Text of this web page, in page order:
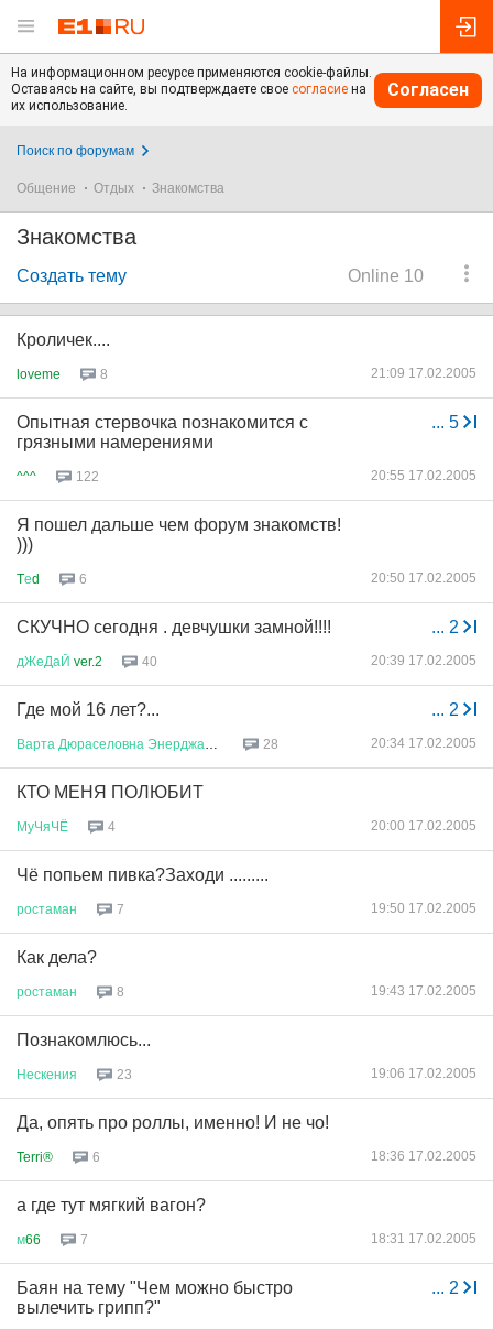
На информационном ресурсе применяются cookie-файлы.
Оставаясь на сайте, вы подтверждаете свое согласие на
их использование.
Согласен
Поиск по форумам
Общение Отдых Знакомства
Знакомства
Online 10
Создать тему
Кроличек....
loveme 8 21:09 17.02.2005
... 5
Опытная стервочка познакомится с
грязными намерениями
^^^ 122 20:55 17.02.2005
Я пошел дальше чем форум знакомств!
)))
Tеd 6 20:50 17.02.2005
... 2
СКУЧНО сегодня . девчушки замной!!!!
дЖеДаЙ ver.2 40 20:39 17.02.2005
... 2
Где мой 16 лет?...
Варта Дюраселовна Энерджайзер 28 20:34 17.02.2005
КТО МЕНЯ ПОЛЮБИТ
МуЧяЧЁ 4 20:00 17.02.2005
Чё попьем пивка?Заходи .........
ростаман 7 19:50 17.02.2005
Как дела?
ростаман 8 19:43 17.02.2005
Познакомлюсь...
Нескения 23 19:06 17.02.2005
Да, опять про роллы, именно! И не чо!
Terri® 6 18:36 17.02.2005
а где тут мягкий вагон?
м66 7 18:31 17.02.2005
... 2
Баян на тему "Чем можно быстро
вылечить грипп?"